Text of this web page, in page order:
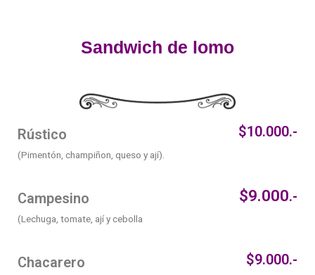
Sandwich de lomo
Rústico
(Pimentón, champiñon, queso y ají).
$10.000.-
Campesino
(Lechuga, tomate, ají y cebolla
$9.000.-
Chacarero $9.000.-